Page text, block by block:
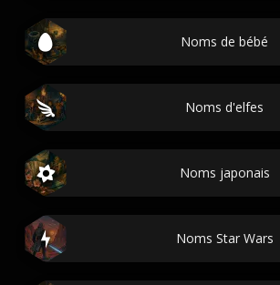
Noms de bébé
Noms d'elfes
Noms japonais
Noms Star Wars